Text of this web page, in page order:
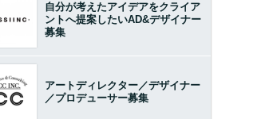
自分が考えたアイデアをクライア
ントへ提案したいAD&デザイナー
募集
アートディレクター／デザイナー
／プロデューサー募集